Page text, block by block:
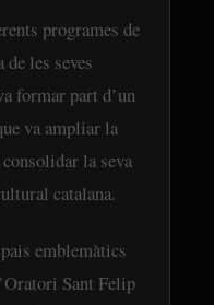
programes de
les seves
formar part d’un
va ampliar la
la seva
catalana.
emblemàtics
Sant Felip